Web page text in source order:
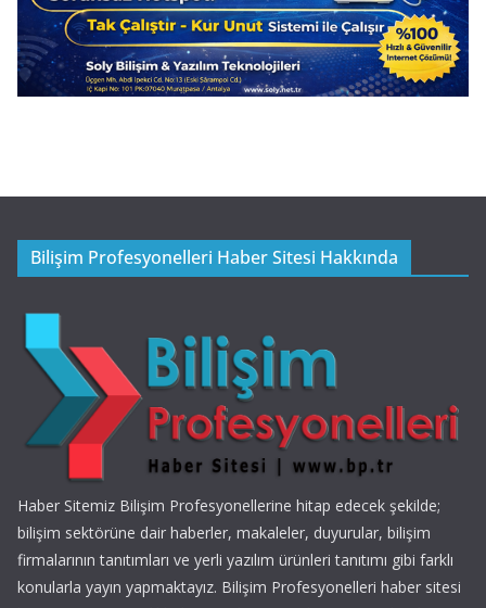
Bilişim Profesyonelleri Haber Sitesi Hakkında
Haber Sitemiz Bilişim Profesyonellerine hitap edecek şekilde;
bilişim sektörüne dair haberler, makaleler, duyurular, bilişim
firmalarının tanıtımları ve yerli yazılım ürünleri tanıtımı gibi farklı
konularla yayın yapmaktayız. Bilişim Profesyonelleri haber sitesi